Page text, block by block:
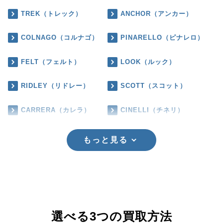
TREK（トレック） ANCHOR（アンカー）
COLNAGO（コルナゴ） PINARELLO（ピナレロ）
FELT（フェルト） LOOK（ルック）
RIDLEY（リドレー） SCOTT（スコット）
CARRERA（カレラ） CINELLI（チネリ）
もっと見る
選べる3つの買取方法